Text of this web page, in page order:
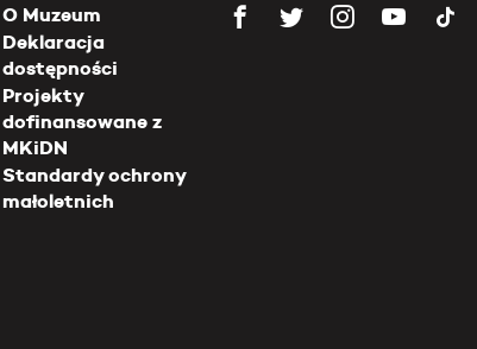
O Muzeum
Deklaracja
dostępności
Projekty
dofinansowane z
MKiDN
Standardy ochrony
małoletnich